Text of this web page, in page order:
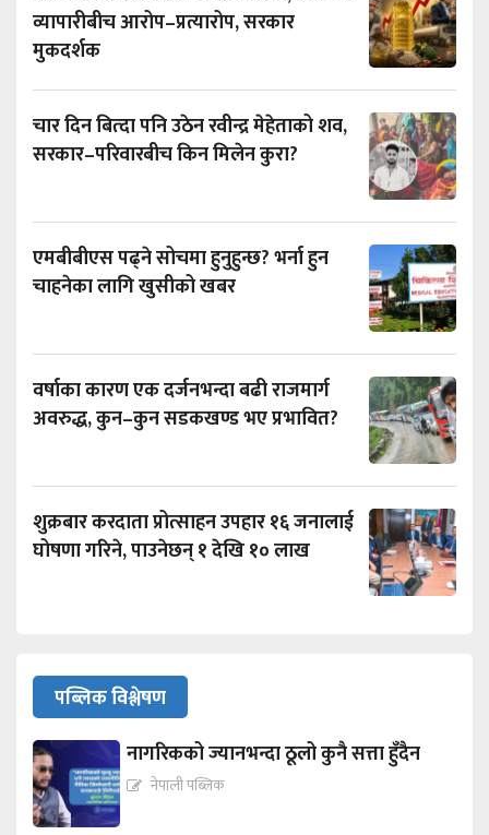
व्यापारीबीच आरोप–प्रत्यारोप, सरकार
मुकदर्शक
चार दिन बित्दा पनि उठेन रवीन्द्र मेहेताको शव,
सरकार–परिवारबीच किन मिलेन कुरा?
एमबीबीएस पढ्ने सोचमा हुनुहुन्छ? भर्ना हुन
चाहनेका लागि खुसीको खबर
वर्षाका कारण एक दर्जनभन्दा बढी राजमार्ग
अवरुद्ध, कुन–कुन सडकखण्ड भए प्रभावित?
शुक्रबार करदाता प्रोत्साहन उपहार १६ जनालाई
घोषणा गरिने, पाउनेछन् १ देखि १० लाख
पब्लिक विश्लेषण
नागरिकको ज्यानभन्दा ठूलो कुनै सत्ता हुँदैन
नेपाली पब्लिक